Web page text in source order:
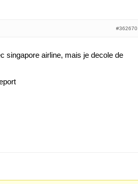
#362670
singapore airline, mais je decole de